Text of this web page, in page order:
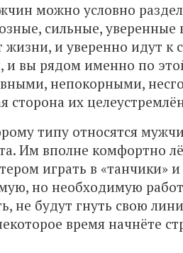
можно условно
сильные,
жизни, и уверенно идут
и вы рядом именно по
непокорными,
сторона их
типу относятся
Им вполне комфортно
играть в «танчики»
но необходимую
не будут гнуть свою
время начнёте